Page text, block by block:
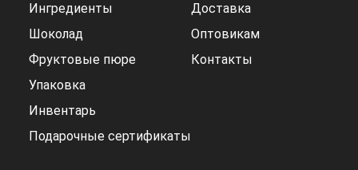
Ингредиенты
Шоколад
Фруктовые пюре
Упаковка
Инвентарь
Подарочные сертификаты
Доставка
Оптовикам
Контакты